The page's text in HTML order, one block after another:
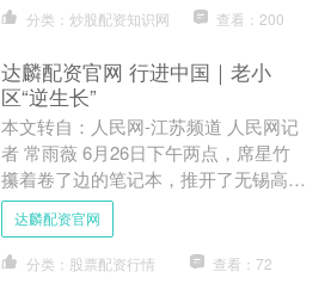
分类：炒股配资知识网 查看：200
达麟配资官网 行进中国｜老小
区“逆生长”
本文转自：人民网-江苏频道 人民网记
者 常雨薇 6月26日下午两点，席星竹
攥着卷了边的笔记本，推开了无锡高新
区（新吴区）江溪街道太湖花园第二社
区“城市管理进社区....
达麟配资官网
分类：股票配资行情 查看：72